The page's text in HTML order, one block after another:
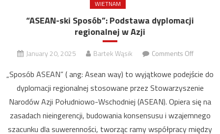
WIETNAM
“ASEAN-ski Sposób”: Podstawa dyplomacji
regionalnej w Azji
January 20, 2025 Bartek Wąsik Comments Offon
ski
Sposób”:
„Sposób ASEAN” ( ang: Asean way) to wyjątkowe podejście do
dyplomacji regionalnej stosowane przez Stowarzyszenie
Narodów Azji Południowo-Wschodniej (ASEAN). Opiera się na
zasadach nieingerencji, budowania konsensusu i wzajemnego
szacunku dla suwerenności, tworząc ramy współpracy między